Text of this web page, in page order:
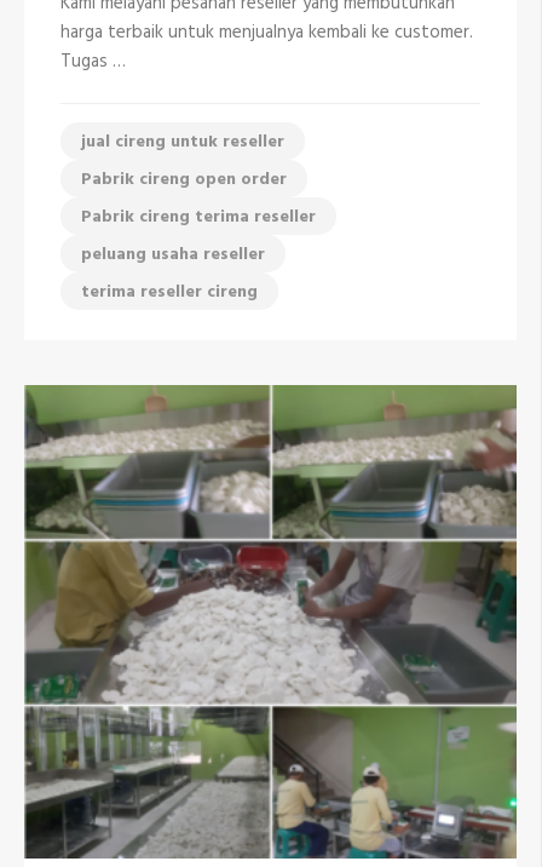
harga terbaik untuk menjualnya kembali ke customer.
Tugas …
jual cireng untuk reseller
Pabrik cireng open order
Pabrik cireng terima reseller
peluang usaha reseller
terima reseller cireng